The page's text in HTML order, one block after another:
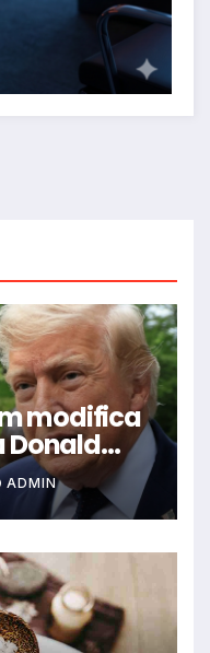
modifica
Donald
ADMIN